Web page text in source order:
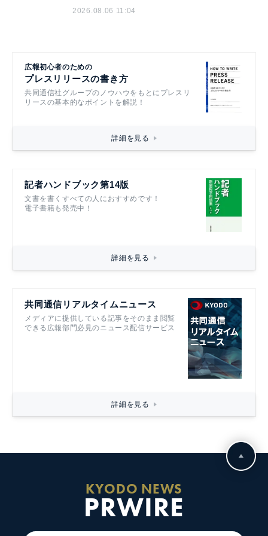
2026.08.06 11:04
広報初心者のための
プレスリリースの書き方
共同通信社グループのノウハウをもとにプレスリ
リースの基本的なポイントを解説！
詳細を見る
記者ハンドブック第14版
文書を書くすべての人におすすめです！
電子書籍も発売中！
詳細を見る
共同通信リアルタイムニュース
メディアに提供している記事をそのまま閲覧
できる広報部門必見のニュース配信サービス
詳細を見る
KYODO NEWS
PRWIRE